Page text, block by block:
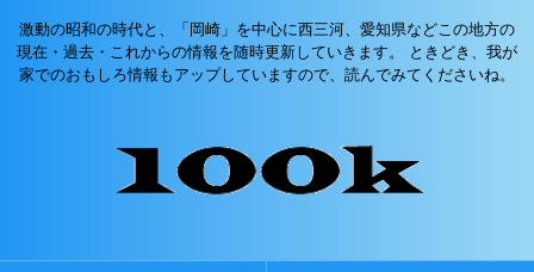
激動の昭和の時代と、「岡崎」を中心に西三河、愛知県などこの地方の
現在・過去・これからの情報を随時更新していきます。 ときどき、我が
家でのおもしろ情報もアップしていますので、読んでみてくださいね。